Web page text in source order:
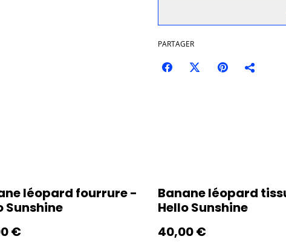
PARTAGER
léopard fourrure -
Sunshine
€
Banane léopard
Hello Sunshine
40,00 €